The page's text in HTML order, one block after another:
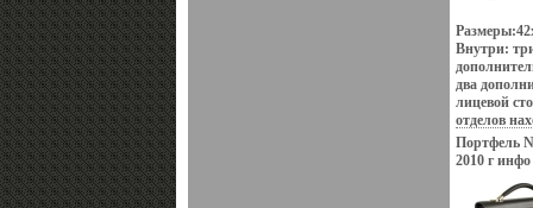
Внутри:
два
лицевой
отделов
для
три
Портфель
2010 г инфо